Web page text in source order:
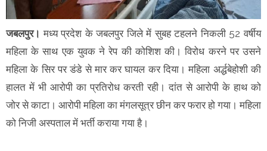
जबलपुर। मध्य प्रदेश के जबलपुर जिले में सुबह टहलने निकली 52 वर्षीय
महिला के साथ एक युवक ने रेप की कोशिश की। विरोध करने पर उसने
महिला के सिर पर डंडे से मार कर घायल कर दिया। महिला अर्द्धबेहोशी की
हालत में भी आरोपी का प्रतिरोध करती रही। दांत से आरोपी के हाथ को
जोर से काटा। आरोपी महिला का मंगलसूत्र छीन कर फरार हो गया। महिला
को निजी अस्पताल में भर्ती कराया गया है।